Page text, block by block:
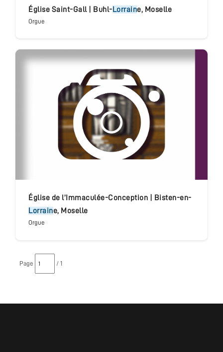
église Saint-Gall| Buhl- Lorraine, Moselle
Orgue
église de l’Immaculée-Conception
Bisten-en-
Lorraine, Moselle
Orgue
Page / 1